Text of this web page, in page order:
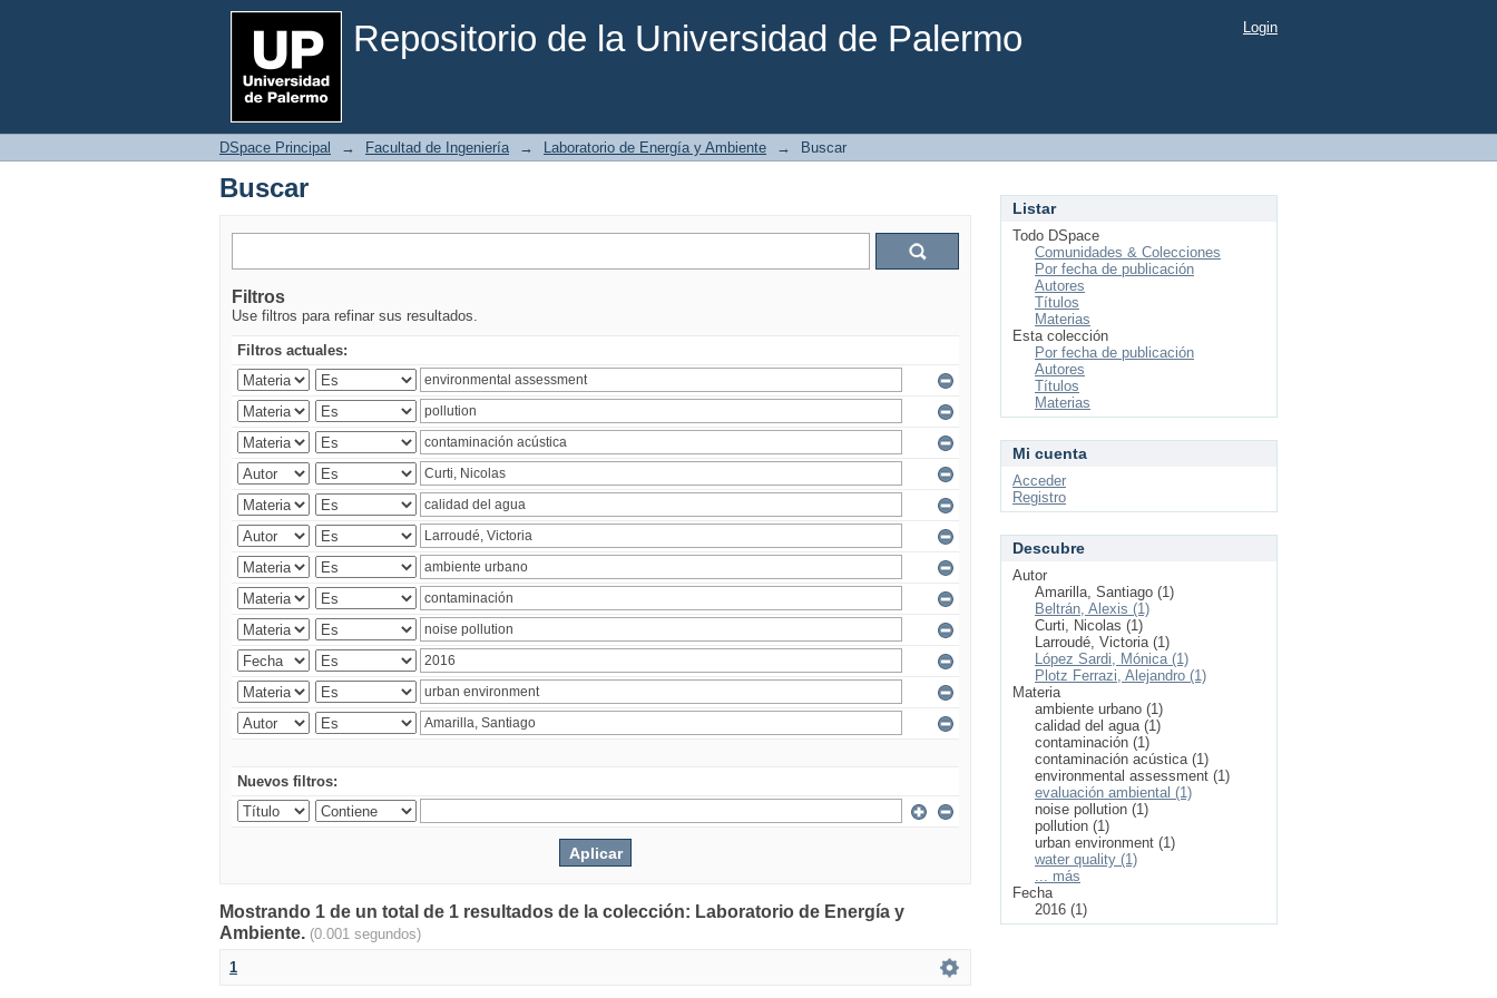
Repositorio de la Universidad de Palermo
Buscar Login
DSpace Principal → Facultad de Ingeniería → Laboratorio de Energía y Ambiente → Buscar
Buscar
Filtros
Use filtros para refinar sus resultados.
Filtros actuales:
Nuevos filtros:
Mostrando 1 de un total de 1 resultados de la colección: Laboratorio de Energía y
Ambiente. (0.001 segundos)
1
Listar
Todo DSpace
Comunidades & Colecciones
Por fecha de publicación
Autores
Títulos
Materias
Esta colección
Por fecha de publicación
Autores
Títulos
Materias
Mi cuenta
Acceder
Registro
Descubre
Autor
Amarilla, Santiago (1)
Beltrán, Alexis (1)
Curti, Nicolas (1)
Larroudé, Victoria (1)
López Sardi, Mónica (1)
Plotz Ferrazi, Alejandro (1)
Materia
ambiente urbano (1)
calidad del agua (1)
contaminación (1)
contaminación acústica (1)
environmental assessment (1)
evaluación ambiental (1)
noise pollution (1)
pollution (1)
urban environment (1)
water quality (1)
... más
Fecha
2016 (1)